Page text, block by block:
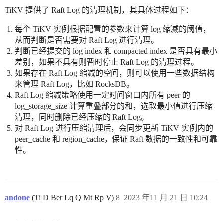
TiKV 提供了 Raft Log 的清理机制，其具体过程如下：
每个 TiKV 实例根据配置的参数来计算 log 缩减的阈值，
从而判断是否需要对 Raft Log 进行清理。
判断已经提交的 log index 和 compacted index 是否具有最小
差别，如果不具有则暂时停止 Raft Log 的清理过程。
如果存在 Raft Log 缩减的空间，则可以使用一些数据结构
来管理 Raft Log，比如 RocksDB。
Raft Log 缩减策略使用一定时间窗口内所有 peer 的
log_storage_size 计算重叠部分的和，选取最小值进行压缩
清理，同时删除已经压缩的 Raft Log。
对 Raft Log 进行压缩清理后，会同步更新 TiKV 实例内的
peer_cache 和 region_cache，保证 Raft 数据的一致性和可靠
性。
andone (Ti D Ber Lq Q Mt Rp V) 2023 年11 月 21 日 10:24
8